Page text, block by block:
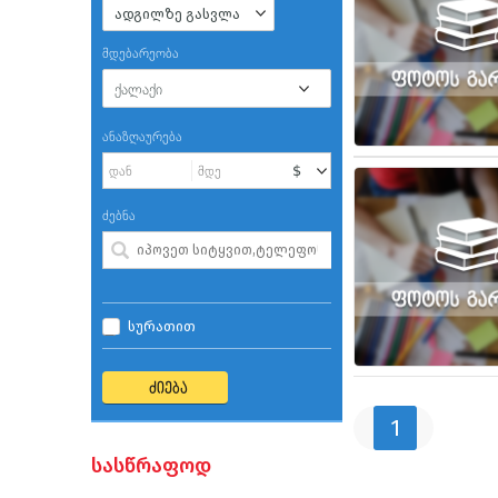
ადგილზე გასვლა
მდებარეობა
ანაზღაურება
ძებნა
სურათით
ძიება
სასწრაფოდ
1